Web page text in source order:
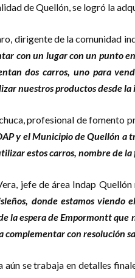
de Quellón, se logró la
dirigente de la comunidad
con un lugar con un punto
dos carros, uno para
nuestros productos desde la
profesional de fomento
y el Municipio de Quellón a
estos carros, nombre de
jefe de área Indap Quellón
donde estamos
la espera de Empormontt que
complementar con resolución
aún se trabaja en detalles